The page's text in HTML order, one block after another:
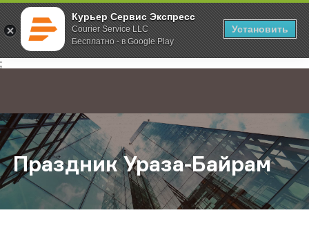
Курьер Сервис Экспресс
Courier Service LLC
Бесплатно - в Google Play
Установить
;
Главная О компании Новости Праздник Ураза-Байрам
Праздник Ураза-Байрам